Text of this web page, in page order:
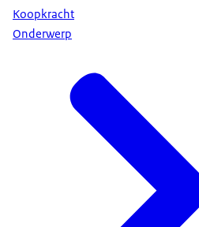
Koopkracht
Onderwerp